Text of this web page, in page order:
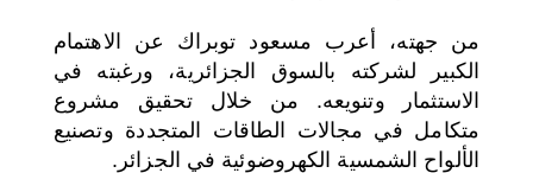
من جهته، أعرب مسعود توبراك عن الاهتمام
الكبير لشركته بالسوق الجزائرية، ورغبته في
الاستثمار وتنويعه. من خلال تحقيق مشروع
متكامل في مجالات الطاقات المتجددة وتصنيع
الألواح الشمسية الكهروضوئية في الجزائر.